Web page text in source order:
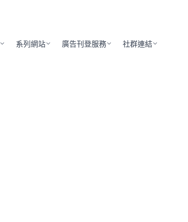
系列網站 廣告刊登服務 社群連結